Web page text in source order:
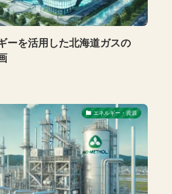
ーを活用した北海道ガスの
エネルギー・資源